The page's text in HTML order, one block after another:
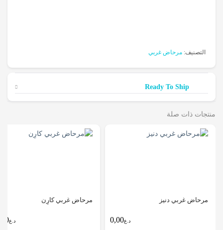
التصنيف: مرحاض غربي
Ready To Ship
منتجات ذات صلة
مرحاض غربي دنيز
د.ع0,00
مرحاض غربي كارِن
د.ع